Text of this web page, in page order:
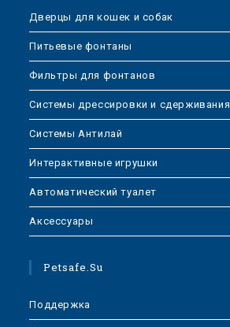
Дверцы для кошек и собак
Питьевые фонтаны
Фильтры для фонтанов
Системы дрессировки и сдерживания
Системы Антилай
Интерактивные игрушки
Автоматический туалет
Аксессуары
Petsafe.su
Поддержка